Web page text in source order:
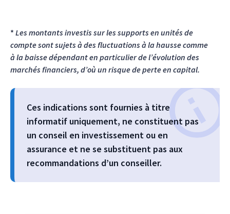
* Les montants investis sur les supports en unités de
compte sont sujets à des fluctuations à la hausse comme
à la baisse dépendant en particulier de l’évolution des
marchés financiers, d’où un risque de perte en capital.
Ces indications sont fournies à titre
informatif uniquement, ne constituent pas
un conseil en investissement ou en
assurance et ne se substituent pas aux
recommandations d’un conseiller.